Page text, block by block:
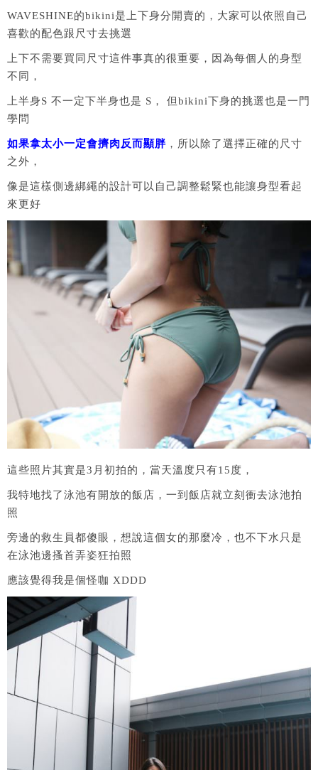
WAVESHINE的bikini是上下身分開賣的，大家可以依照自己
喜歡的配色跟尺寸去挑選
上下不需要買同尺寸這件事真的很重要，因為每個人的身型
不同，
上半身S 不一定下半身也是 S， 但bikini下身的挑選也是一門
學問
如果拿太小一定會擠肉反而顯胖 ，所以除了選擇正確的尺寸
之外，
像是這樣側邊綁繩的設計可以自己調整鬆緊也能讓身型看起
來更好
這些照片其實是3月初拍的，當天溫度只有15度，
我特地找了泳池有開放的飯店，一到飯店就立刻衝去泳池拍
照
旁邊的救生員都傻眼，想說這個女的那麼冷，也不下水只是
在泳池邊搔首弄姿狂拍照
應該覺得我是個怪咖 XDDD